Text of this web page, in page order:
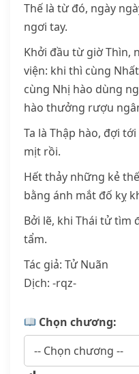
Thế là từ đó, ngày
ngơi tay.
Khởi đầu từ giờ Thìn,
viện: khi thì cùng
cùng Nhị hào dùng
hào thưởng rượu
Ta là Thập hào, đợi
mịt rồi.
Hết thảy những kẻ
bằng ánh mắt đố kỵ
Bởi lẽ, khi Thái tử tìm
tẩm.
Tác giả: Tử Nuãn
Dịch: -rqz-
Chọn chương: